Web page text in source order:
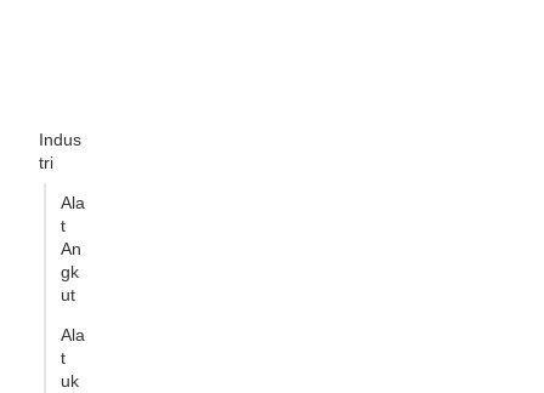
Indus
tri
Ala
t
An
gk
ut
Ala
t
uk